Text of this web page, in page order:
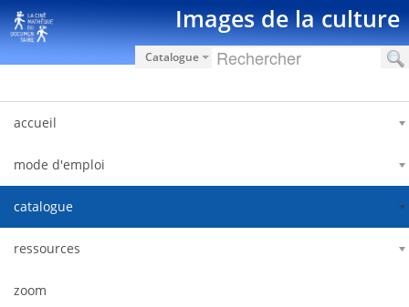
Hyppää sisältöön Images de la culture
Catalogue
accueil
mode d'emploi
catalogue
ressources
zoom